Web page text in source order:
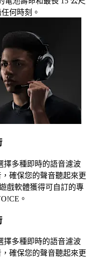
何時刻。
擇多種即時的語音濾波
確保您的聲音聽起來更
戲軟體獲得可自訂的專
。
擇多種即時的語音濾波
確保您的聲音聽起來更